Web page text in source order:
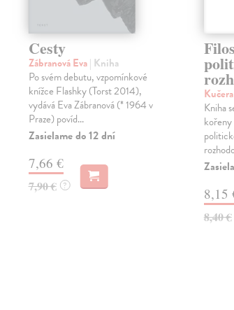
Cesty
Zábranová Eva| Kniha
Po svém debutu, vzpomínkové
knížce Flashky (Torst 2014),
vydává Eva Zábranová (* 1964 v
Praze) povíd...
Zasielame do 12 dní
7,66 €
7,90 € ?
Kniha
kořeny
8,15
8,40 €